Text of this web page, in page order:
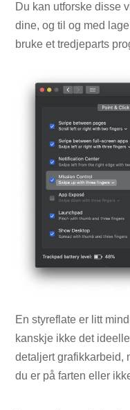
Du kan utforske disse
dine, og til og med
bruke et tredjeparts
En styreflate er litt
kanskje ikke det
detaljert grafikkarbeid,
du er på farten eller